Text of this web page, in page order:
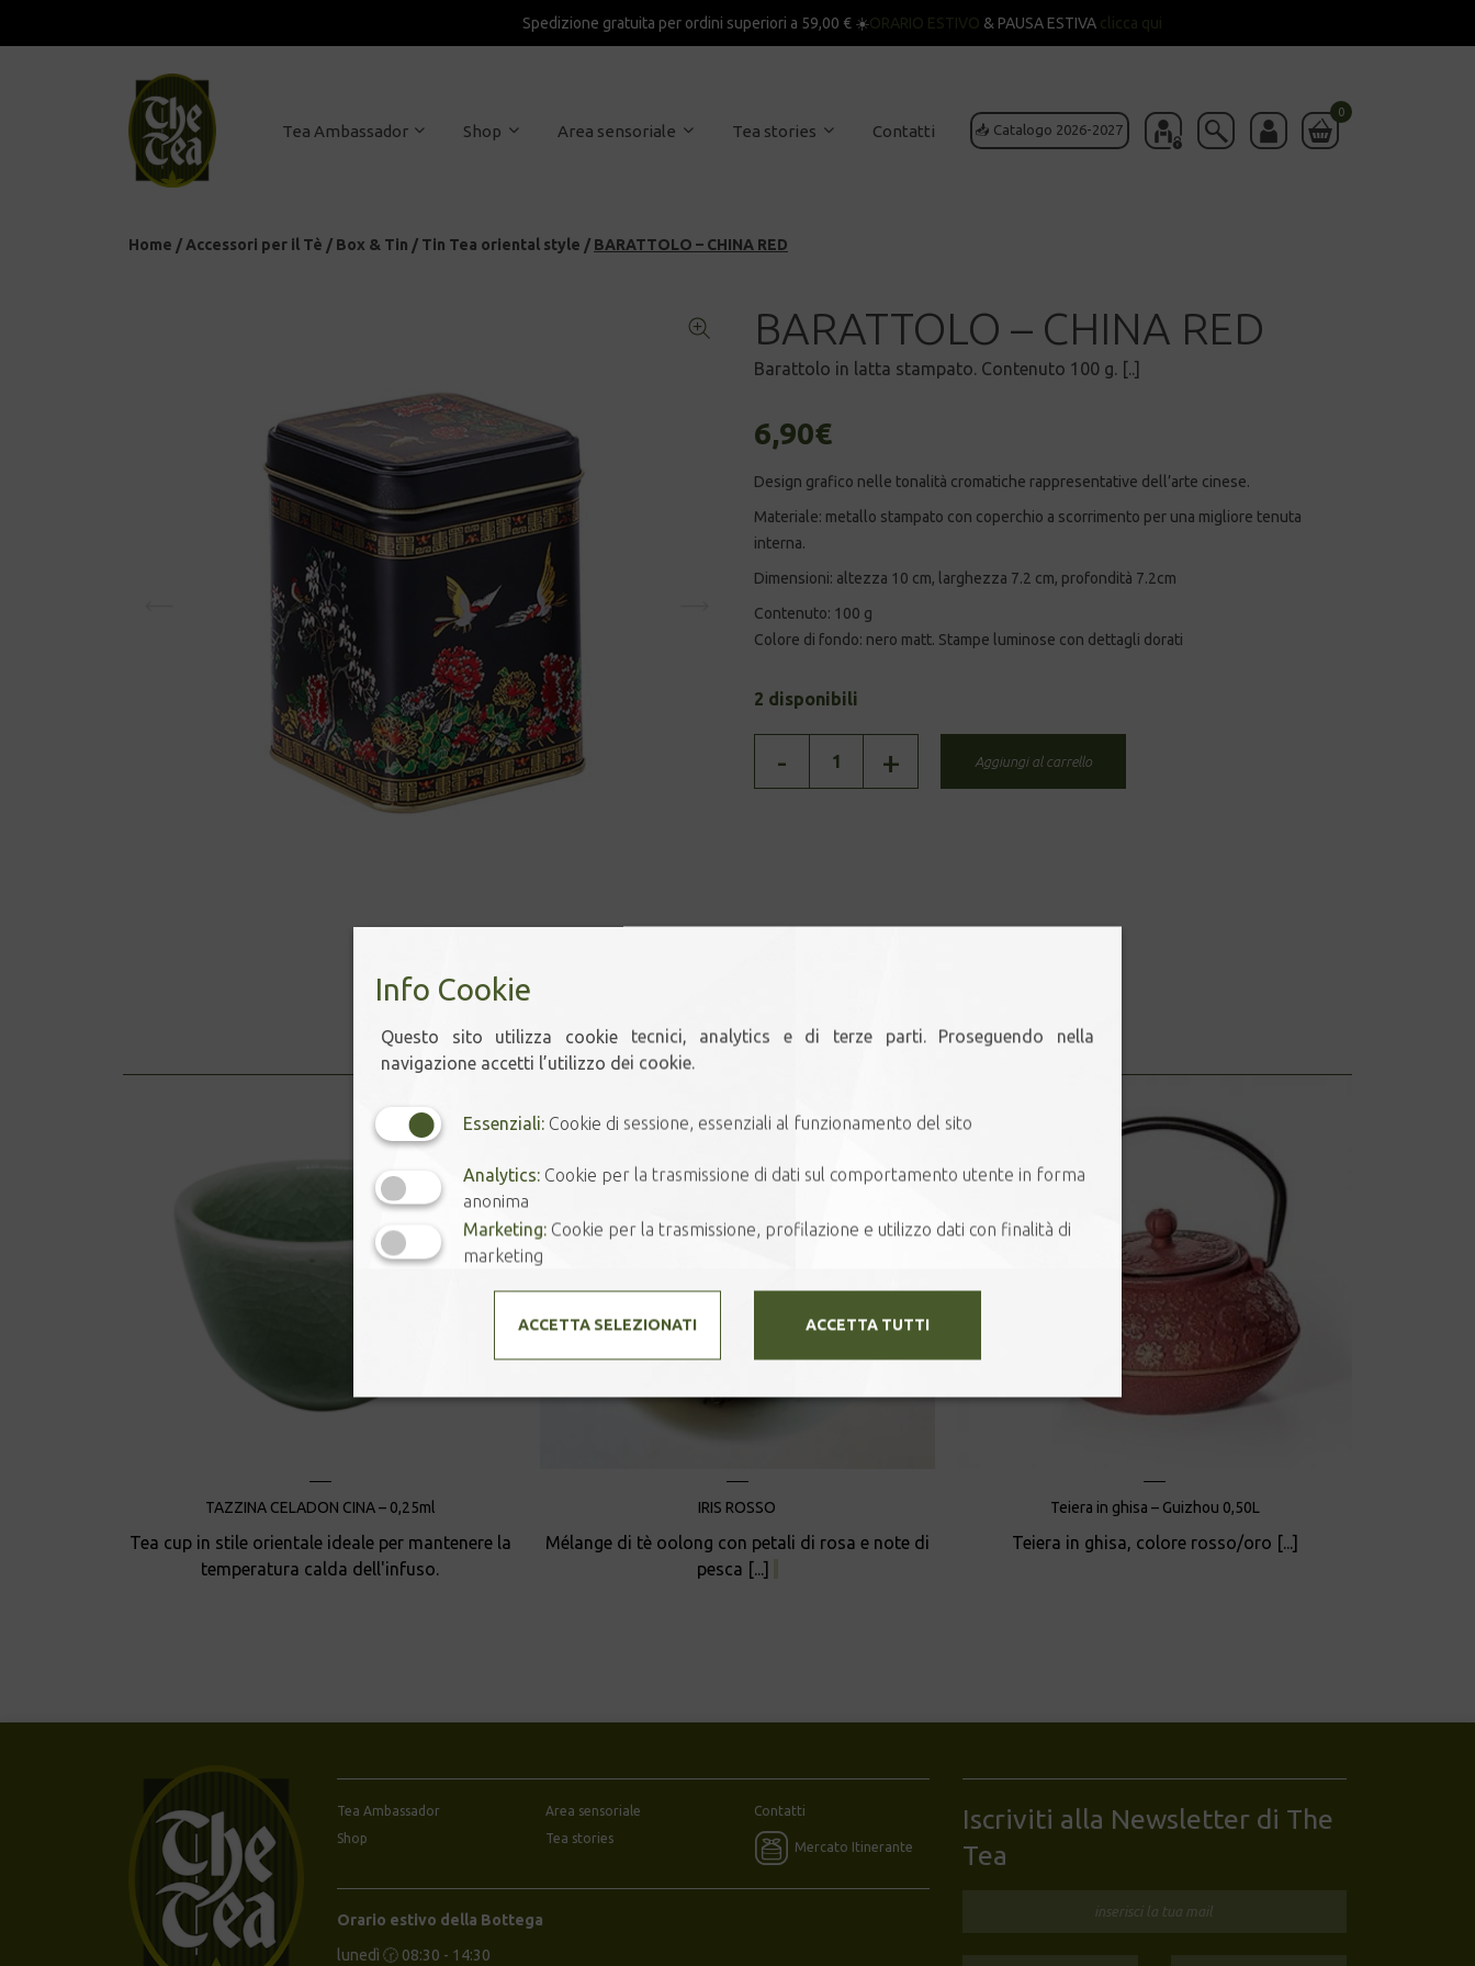
Spedizione gratuita per ordini superiori a 59,00 € ☀️ORARIO ESTIVO & PAUSA ESTIVA clicca qui
📥 Catalogo 2026-2027
0
Tea Ambassador Shop Area sensoriale Tea stories Contatti
Home / Accessori per il Tè / Box & Tin / Tin Tea oriental style / BARATTOLO – CHINA RED
BARATTOLO – CHINA RED
Barattolo in latta stampato. Contenuto 100 g. [..]
6,90€
Design grafico nelle tonalità cromatiche rappresentative dell’arte cinese.
Materiale: metallo stampato con coperchio a scorrimento per una migliore tenuta
interna.
Dimensioni: altezza 10 cm, larghezza 7.2 cm, profondità 7.2cm
Contenuto: 100 g
Colore di fondo: nero matt. Stampe luminose con dettagli dorati
2 disponibili
- + Aggiungi al carrello
Prodotti correlati
TAZZINA CELADON CINA – 0,25ml
Tea cup in stile orientale ideale per mantenere la
temperatura calda dell'infuso.
IRIS ROSSO
Mélange di tè oolong con petali di rosa e note di
pesca [...]
Teiera in ghisa – Guizhou 0,50L
Teiera in ghisa, colore rosso/oro [...]
Tea Ambassador
Shop
Area sensoriale
Tea stories
Contatti
Mercato Itinerante
Orario estivo della Bottega
lunedì 🕝 08:30 - 14:30
Iscriviti alla Newsletter di The
Tea
Info Cookie
Questo sito utilizza cookie tecnici, analytics e di terze parti. Proseguendo nella
navigazione accetti l’utilizzo dei cookie.
Essenziali: Cookie di sessione, essenziali al funzionamento del sito
Analytics: Cookie per la trasmissione di dati sul comportamento utente in forma
anonima
Marketing: Cookie per la trasmissione, profilazione e utilizzo dati con finalità di
marketing
ACCETTA TUTTI
ACCETTA SELEZIONATI